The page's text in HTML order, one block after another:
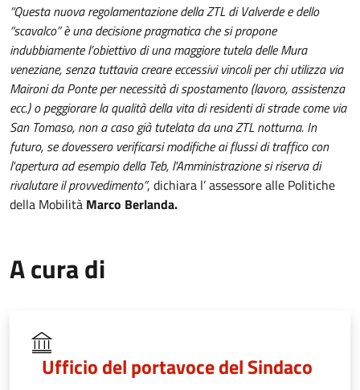
“Questa nuova regolamentazione della ZTL di Valverde e dello
“scavalco” è una decisione pragmatica che si propone
indubbiamente l’obiettivo di una maggiore tutela delle Mura
veneziane, senza tuttavia creare eccessivi vincoli per chi utilizza via
Maironi da Ponte per necessità di spostamento (lavoro, assistenza
ecc.) o peggiorare la qualità della vita di residenti di strade come via
San Tomaso, non a caso già tutelata da una ZTL notturna. In
futuro, se dovessero verificarsi modifiche ai flussi di traffico con
l'apertura ad esempio della Teb, l'Amministrazione si riserva di
rivalutare il provvedimento”, dichiara l’ assessore alle Politiche
della Mobilità Marco Berlanda.
A cura di
Ufficio del portavoce del Sindaco